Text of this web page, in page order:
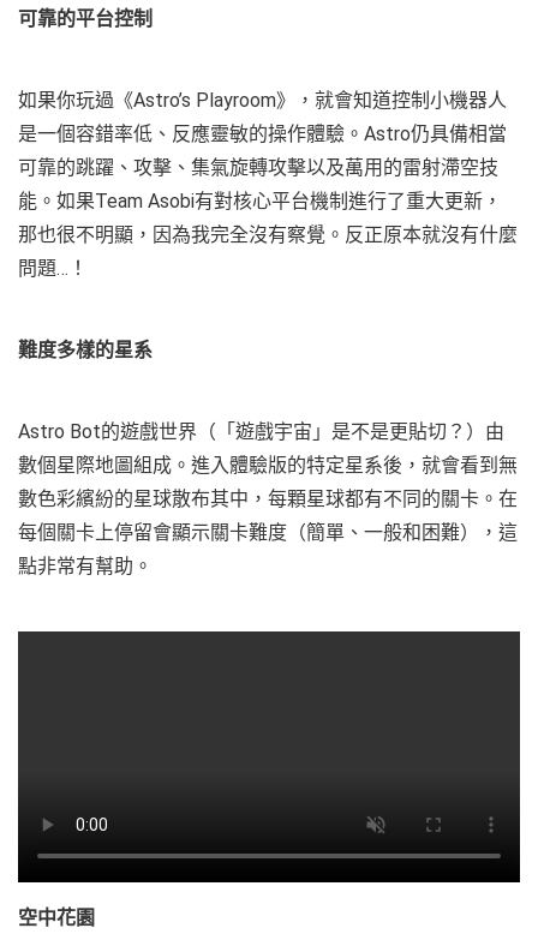
可靠的平台控制
如果你玩過《Astro’s Playroom》，就會知道控制小機器人
是一個容錯率低、反應靈敏的操作體驗。Astro仍具備相當
可靠的跳躍、攻擊、集氣旋轉攻擊以及萬用的雷射滯空技
能。如果Team Asobi有對核心平台機制進行了重大更新，
那也很不明顯，因為我完全沒有察覺。反正原本就沒有什麼
問題…！
難度多樣的星系
Astro Bot的遊戲世界（「遊戲宇宙」是不是更貼切？）由
數個星際地圖組成。進入體驗版的特定星系後，就會看到無
數色彩繽紛的星球散布其中，每顆星球都有不同的關卡。在
每個關卡上停留會顯示關卡難度（簡單、一般和困難），這
點非常有幫助。
空中花園